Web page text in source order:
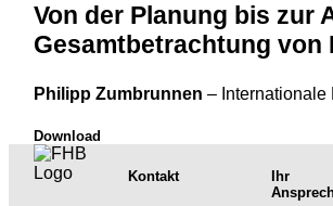
Von der Planung bis zur
Gesamtbetrachtung von
Philipp Zumbrunnen –
Download
Kontakt
Ihr